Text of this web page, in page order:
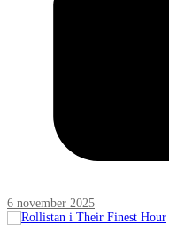
6 november 2025